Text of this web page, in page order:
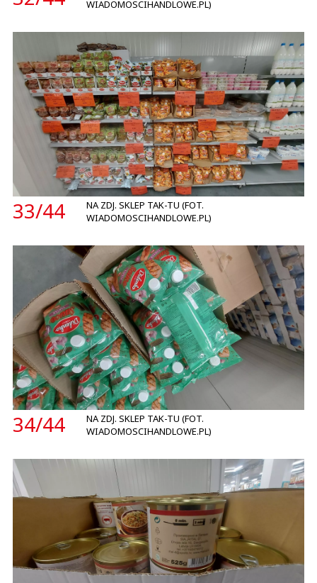
WIADOMOSCIHANDLOWE.PL)
33/44
NA ZDJ. SKLEP TAK-TU (FOT.
WIADOMOSCIHANDLOWE.PL)
34/44
NA ZDJ. SKLEP TAK-TU (FOT.
WIADOMOSCIHANDLOWE.PL)